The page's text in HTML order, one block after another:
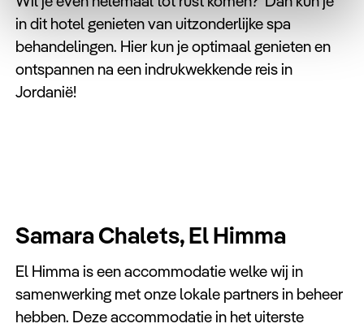
in dit hotel genieten van uitzonderlijke spa
behandelingen. Hier kun je optimaal genieten en
ontspannen na een indrukwekkende reis in
Jordanië!
Samara Chalets, El Himma
El Himma is een accommodatie welke wij in
samenwerking met onze lokale partners in beheer
hebben. Deze accommodatie in het uiterste